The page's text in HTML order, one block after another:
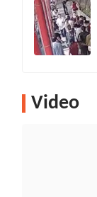
Video